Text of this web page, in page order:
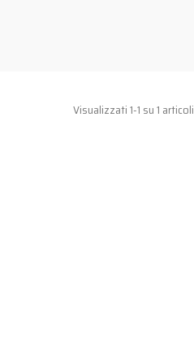
Visualizzati 1-1 su 1 articoli